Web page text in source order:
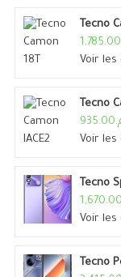
Tecno
Voir
Tecno
Voir
Tecno
Voir
Tecno